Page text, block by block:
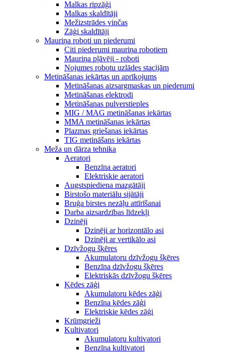
Malkas ripzāģi
Malkas skaldītāji
Mežizstrādes vinčas
Zāģi skaldītāji
Mauriņa roboti un piederumi
Citi piederumi mauriņa robotiem
Mauriņa pļāvēji - roboti
Nojumes robotu uzlādes stacijām
Metināšanas iekārtas un aprīkojums
Metināšanas aizsargmaskas un piederumi
Metināšanas elektrodi
Metināšanas pulverstieples
MIG / MAG metināšanas iekārtas
MMA metināšanas iekārtas
Plazmas griešanas iekārtas
TIG metināšans iekārtas
Meža un dārza tehnika
Aeratori
Benzīna aeratori
Elektriskie aeratori
Augstspiediena mazgātāji
Birstošo materiālu sijātāji
Bruģa birstes nezāļu attīrīšanai
Darba aizsardzības līdzekļi
Dzinēji
Dzinēji ar horizontālo asi
Dzinēji ar vertikālo asi
Dzīvžogu šķēres
Akumulatoru dzīvžogu šķēres
Benzīna dzīvžogu šķēres
Elektriskās dzīvžogu šķēres
Ķēdes zāģi
Akumulatoru ķēdes zāģi
Benzīna ķēdes zāģi
Elektriskie ķēdes zāģi
Krūmgrieži
Kultivatori
Akumulatoru kultivatori
Benzīna kultivatori